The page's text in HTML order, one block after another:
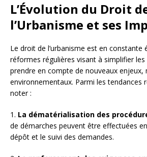
L’Évolution du Droit
l’Urbanisme et ses
Le droit de l’urbanisme est en constante
réformes régulières visant à simplifier
prendre en compte de nouveaux
environnementaux. Parmi les tendances
noter :
1. La dématérialisation des
de démarches peuvent être effectuées
dépôt et le suivi des demandes.